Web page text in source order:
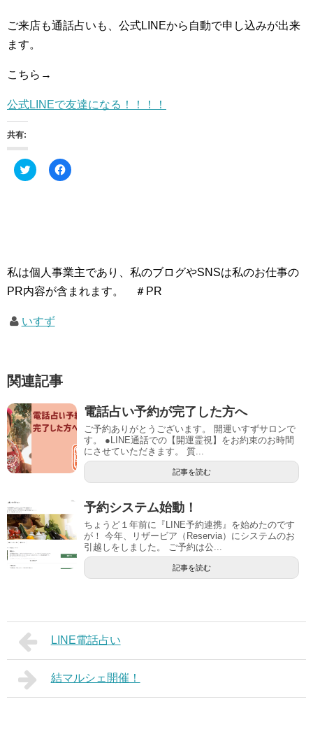
ご来店も通話占いも、公式LINEから自動で申し込みが出来
ます。
こちら→
公式LINEで友達になる！！！！
共有:
ク
リ
e
r
で
共
新
し
ド
ウ
開
き
ま
す
F
a
す
る
に
は
新
し
い
ウ
ン
ド
ウ
で
ま
す
)
私は個人事業主であり、私のブログやSNSは私のお仕事の
PR内容が含まれます。 ＃PR
いすず
関連記事
電話占い予約が完了した方へ
ご予約ありがとうございます。 開運いすずサロンで
す。 ●LINE通話での【開運霊視】をお約束のお時間
にさせていただきます。 質...
記事を読む
予約システム始動！
ちょうど１年前に『LINE予約連携』を始めたのです
が！ 今年、リザービア（Reservia）にシステムのお
引越しをしました。 ご予約は公...
記事を読む
LINE電話占い
結マルシェ開催！